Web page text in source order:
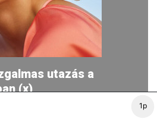
1p
utazás a
(x)
utazásra hívja a dm a